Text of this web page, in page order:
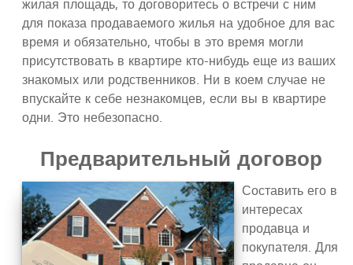
жилая площадь, то договоритесь о встречи с ним
для показа продаваемого жилья на удобное для вас
время и обязательно, чтобы в это время могли
присутствовать в квартире кто-нибудь еще из ваших
знакомых или родственников. Ни в коем случае не
впускайте к себе незнакомцев, если вы в квартире
одни. Это небезопасно.
Предварительный договор
Составить его в
интересах
продавца и
покупателя. Для